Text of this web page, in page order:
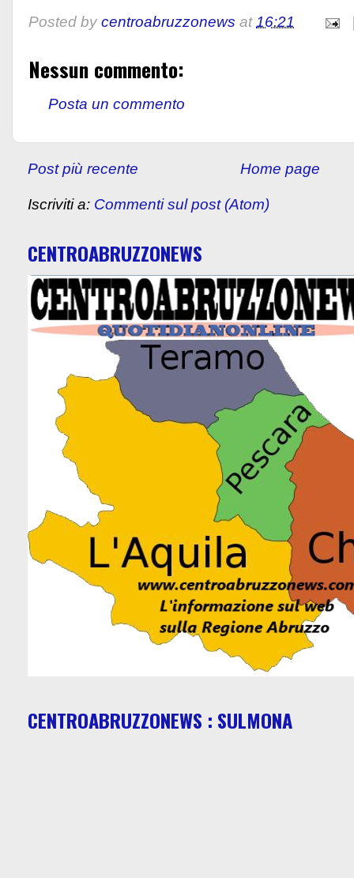
Posted by centroabruzzonews at16:21
Nessun commento:
Posta un commento
Post più recente Home page
Iscriviti a: Commenti sul post (Atom)
CENTROABRUZZONEWS
CENTROABRUZZONEWS : SULMONA